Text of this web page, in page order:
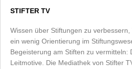
STIFTER TV
Wissen über Stiftungen zu
ein wenig Orientierung im
Begeisterung am Stiften zu vermitteln:
Leitmotive. Die Mediathek von Stifter